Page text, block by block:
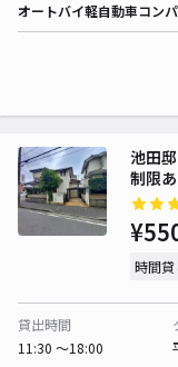
オートバイ軽自動車コン
池田
制限あ
時間貸
貸出時間
11:30 〜18:00